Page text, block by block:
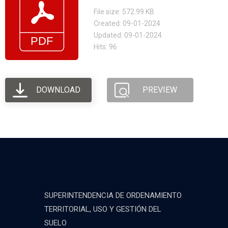
File size: 572.99 KB
Created: 09-01-2024
Updated: 09-01-2024
Hits: 96
DOWNLOAD PREVIEW
SUPERINTENDENCIA DE ORDENAMIENTO
TERRITORIAL, USO Y GESTIÓN DEL
SUELO